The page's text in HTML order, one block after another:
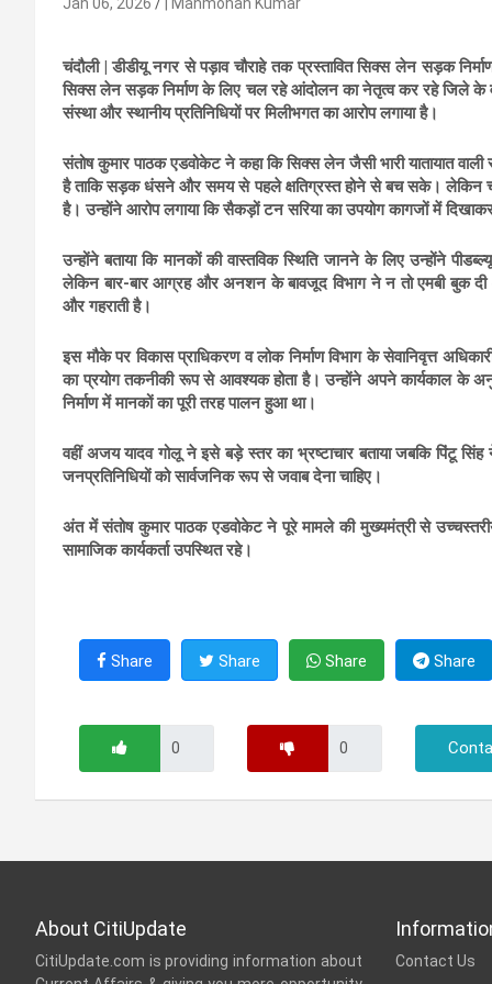
Jan 06, 2026 | Manmohan Kumar
चंदौली | डीडीयू नगर से पड़ाव चौराहे तक प्रस्तावित सिक्स लेन सड़क
सिक्स लेन सड़क निर्माण के लिए चल रहे आंदोलन का नेतृत्व कर रहे जिले के
संस्था और स्थानीय प्रतिनिधियों पर मिलीभगत का आरोप लगाया है।
संतोष कुमार पाठक एडवोकेट ने कहा कि सिक्स लेन जैसी भारी यातायात वाली
है ताकि सड़क धंसने और समय से पहले क्षतिग्रस्त होने से बच सके। लेकिन
है। उन्होंने आरोप लगाया कि सैकड़ों टन सरिया का उपयोग कागजों में
उन्होंने बताया कि मानकों की वास्तविक स्थिति जानने के लिए उन्होंने
लेकिन बार-बार आग्रह और अनशन के बावजूद विभाग ने न तो एमबी बुक
और गहराती है।
इस मौके पर विकास प्राधिकरण व लोक निर्माण विभाग के सेवानिवृत्त
का प्रयोग तकनीकी रूप से आवश्यक होता है। उन्होंने अपने कार्यकाल के
निर्माण में मानकों का पूरी तरह पालन हुआ था।
वहीं अजय यादव गोलू ने इसे बड़े स्तर का भ्रष्टाचार बताया जबकि पिंटू
जनप्रतिनिधियों को सार्वजनिक रूप से जवाब देना चाहिए।
अंत में संतोष कुमार पाठक एडवोकेट ने पूरे मामले की मुख्यमंत्री से
सामाजिक कार्यकर्ता उपस्थित रहे।
Share Share Share Share
About CitiUpdate
CitiUpdate.com is providing information about
Contact Us